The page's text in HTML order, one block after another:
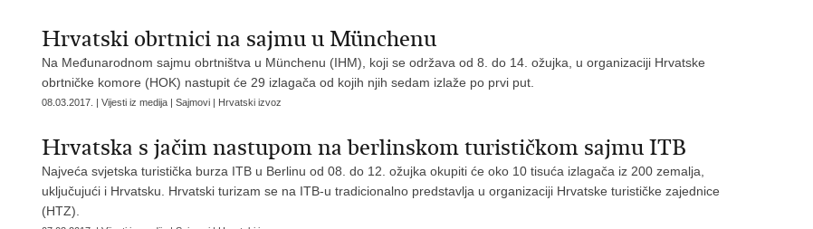
Hrvatski obrtnici na sajmu u Münchenu
Na Međunarodnom sajmu obrtništva u Münchenu (IHM), koji se održava od 8. do 14. ožujka, u organizaciji Hrvatske
obrtničke komore (HOK) nastupit će 29 izlagača od kojih njih sedam izlaže po prvi put.
08.03.2017. | Vijesti iz medija | Sajmovi | Hrvatski izvoz
Hrvatska s jačim nastupom na berlinskom turističkom sajmu ITB
Najveća svjetska turistička burza ITB u Berlinu od 08. do 12. ožujka okupiti će oko 10 tisuća izlagača iz 200 zemalja,
uključujući i Hrvatsku. Hrvatski turizam se na ITB-u tradicionalno predstavlja u organizaciji Hrvatske turističke zajednice
(HTZ).